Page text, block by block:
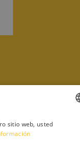
sitio web, usted